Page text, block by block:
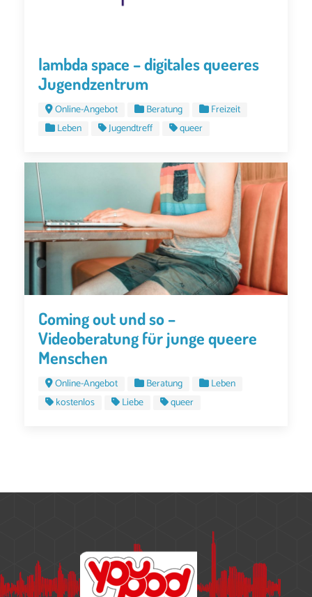
lambda space – digitales queeres
Jugendzentrum
Online-Angebot Beratung
Freizeit
Leben
Jugendtreff queer
Coming out und so –
Videoberatung für junge queere
Menschen
Online-Angebot Beratung
Leben
kostenlos
Liebe queer